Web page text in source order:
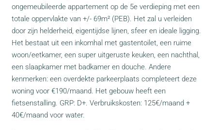
ongemeubileerde appartement op de 5e verdieping met een
totale oppervlakte van +/- 69m² (PEB). Het zal u verleiden
door zijn helderheid, eigentijdse lijnen, sfeer en ideale ligging.
Het bestaat uit een inkomhal met gastentoilet, een ruime
woon/eetkamer, een super uitgeruste keuken, een nachthal,
een slaapkamer met badkamer en douche. Andere
kenmerken: een overdekte parkeerplaats completeert deze
woning voor €190/maand. Het gebouw heeft een
fietsenstalling. GRP: D+. Verbruikskosten: 125€/maand +
40€/maand voor water.